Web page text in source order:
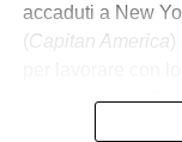
accaduti a New
(Capitan America)
diversi intrighi.
adattarsi